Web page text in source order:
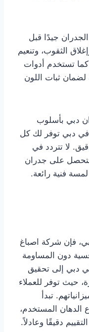
جيدًا قبل
الثقوب، وتنعيم
تستخدم أدوات
ثبات اللون
دبي بأسلوب
في دبي توفر لك كل
لا تتردد في
على جدران
فنية رائعة.
فإن شركة اصباغ
دون المساومة
دبي إلى تحقيق
حيث توفر للعملاء
تبدأ
الدهان المستخدم،
دقيقًا وعادلاً.